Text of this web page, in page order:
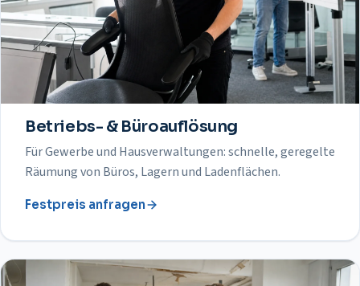
Betriebs- & Büroauflösung
Für Gewerbe und Hausverwaltungen: schnelle, geregelte
Räumung von Büros, Lagern und Ladenflächen.
Festpreis anfragen